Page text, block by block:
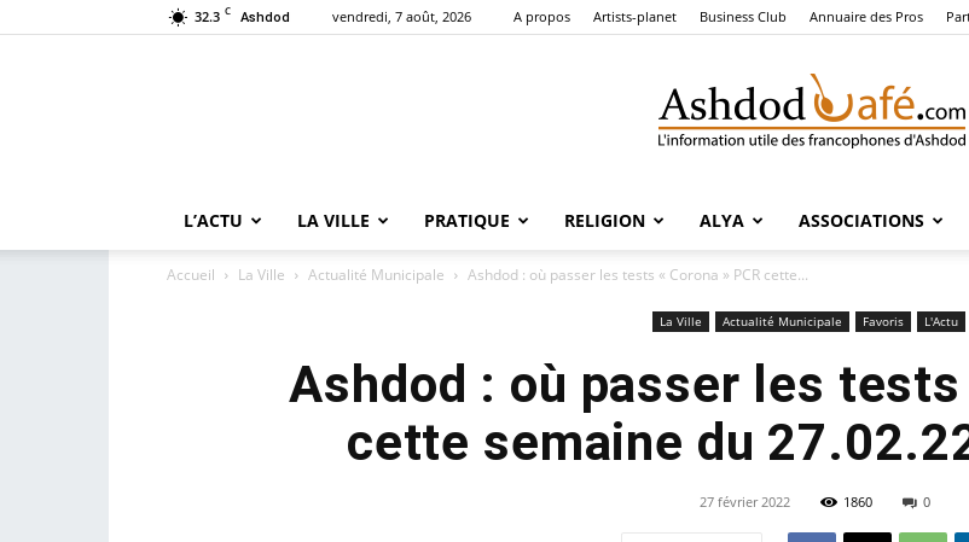
32.3 C Ashdod vendredi, 7 août, 2026 A propos Artists-planet Business Club Annuaire des Pros
Café
L’ACTU LA VILLE PRATIQUE RELIGION ALYA ASSOCIATIONS
Accueil La Ville Actualité Municipale Ashdod : où passer les tests « Corona » PCR cette...
La Ville Actualité Municipale Favoris L'Actu
Ashdod : où passer les tests
cette semaine du
27 février 2022 1860 0